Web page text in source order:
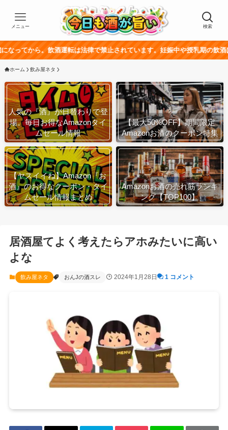
検索
メニュー
運転は法律で禁止されています。妊娠中や授乳期の飲酒は、胎児・乳幼児
ホーム 飲み屋ネタ
人気の『酒』が日替わりで登
場。毎日お得なAmazonタイ
ムセール情報
【最大50%OFF】期間限定
Amazonお酒のクーポン特集
【ヤスイイね】Amazon『お
酒』のお得なクーポン・タイ
ムセール情報まとめ
Amazonお酒の売れ筋ランキ
ング【TOP100】
居酒屋てよく考えたらアホみたいに高い
よな
飲み屋ネタ おんJの酒スレ 2024年1月28日 1 コメント